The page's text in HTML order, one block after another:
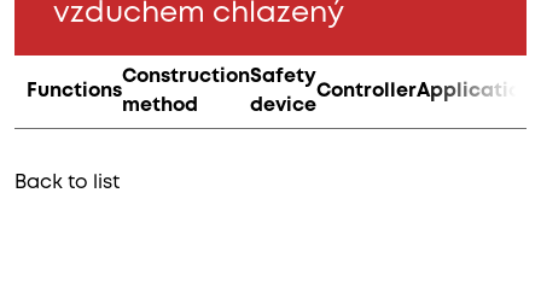
vzduchem chlazený
Functions
Construction
method
Safety
device
ControllerApplication
Back to list